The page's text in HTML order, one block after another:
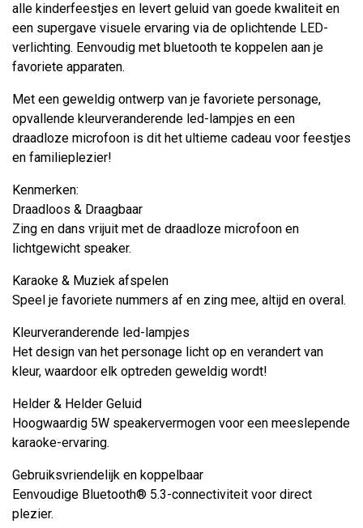
alle kinderfeestjes en levert geluid van goede kwaliteit en
een supergave visuele ervaring via de oplichtende LED-
verlichting. Eenvoudig met bluetooth te koppelen aan je
favoriete apparaten.
Met een geweldig ontwerp van je favoriete personage,
opvallende kleurveranderende led-lampjes en een
draadloze microfoon is dit het ultieme cadeau voor feestjes
en familieplezier!
Kenmerken:
Draadloos & Draagbaar
Zing en dans vrijuit met de draadloze microfoon en
lichtgewicht speaker.
Karaoke & Muziek afspelen
Speel je favoriete nummers af en zing mee, altijd en overal.
Kleurveranderende led-lampjes
Het design van het personage licht op en verandert van
kleur, waardoor elk optreden geweldig wordt!
Helder & Helder Geluid
Hoogwaardig 5W speakervermogen voor een meeslepende
karaoke-ervaring.
Gebruiksvriendelijk en koppelbaar
Eenvoudige Bluetooth® 5.3-connectiviteit voor direct
plezier.